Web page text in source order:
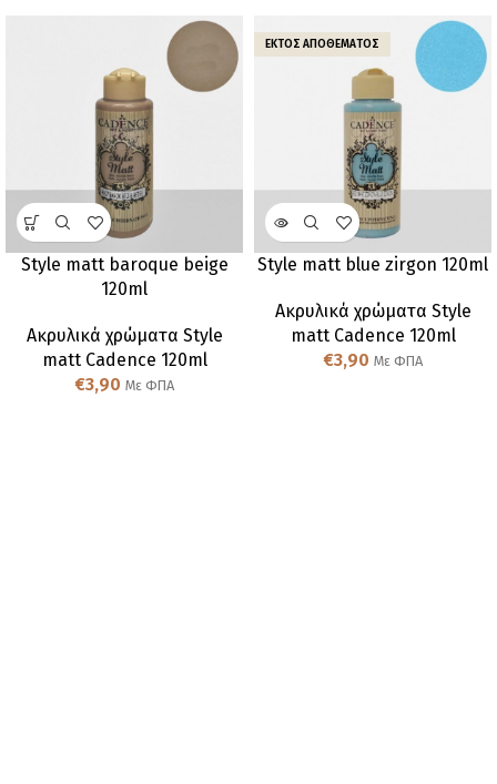
Style matt baroque beige
120ml
Ακρυλικά χρώματα Style
matt Cadence 120ml
€3,90 Με ΦΠΑ
ΕΚΤΌΣ ΑΠΟΘΈΜΑΤΟΣ
Style matt blue zirgon 120ml
Ακρυλικά χρώματα Style
matt Cadence 120ml
€3,90 Με ΦΠΑ